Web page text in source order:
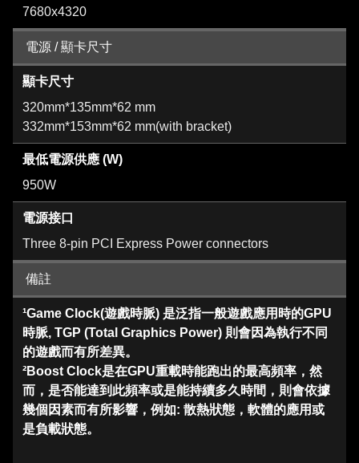
7680x4320
電源 / 顯卡尺寸
顯卡尺寸
320mm*135mm*62 mm
332mm*153mm*62 mm(with bracket)
最低電源供應 (W)
950W
電源接口
Three 8-pin PCI Express Power connectors
備註
¹Game Clock(遊戲時脈) 是泛指一般遊戲應用時的GPU
時脈, TGP (Total Graphics Power) 則會因為執行不同
的遊戲而有所差異。
²Boost Clock是在GPU重載時能跑出的最高頻率，然
而，是否能達到此頻率或是能持續多久時間，則會依據
幾個因素而有所影響，例如: 散熱狀態，軟體的應用或
是負載狀態。